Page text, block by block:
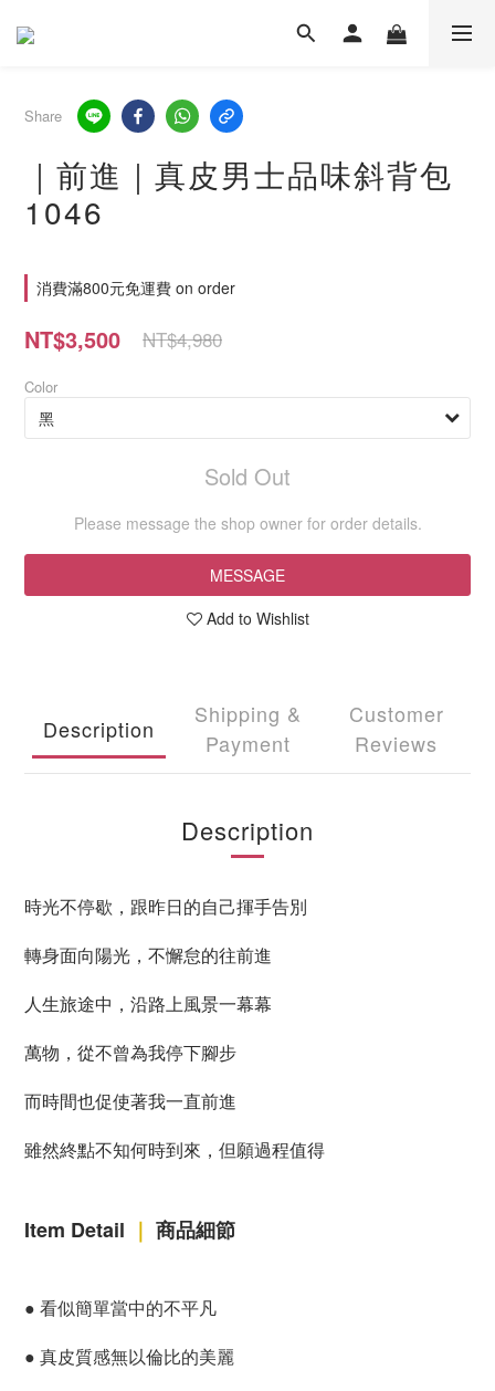
Share
｜前進｜真皮男士品味斜背包
1046
消費滿800元免運費 on order
NT$3,500 NT$4,980
Color
Sold Out
Please message the shop owner for order details.
MESSAGE
Add to Wishlist
Description
Shipping &
Payment
Customer
Reviews
Description
時光不停歇，跟昨日的自己揮手告別
轉身面向陽光，不懈怠的往前進
人生旅途中，沿路上風景一幕幕
萬物，從不曾為我停下腳步
而時間也促使著我一直前進
雖然終點不知何時到來，但願過程值得
Item Detail ｜ 商品細節
● 看似簡單當中的不平凡
● 真皮質感無以倫比的美麗